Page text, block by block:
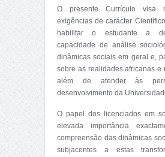
O presente Currículo visa
exigências de carácter
habilitar o estudante a
capacidade de análise
dinâmicas sociais em geral e,
sobre as realidades africanas e
além de atender às
desenvolvimento da
O papel dos licenciados em
elevada importância
compreensão das dinâmicas
subjacentes a estas